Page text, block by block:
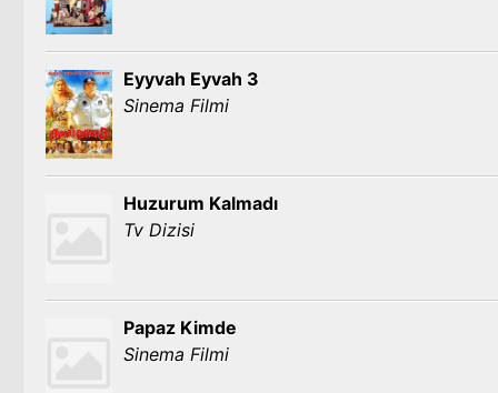
Eyyvah Eyvah 3
Sinema Filmi
Huzurum Kalmadı
Tv Dizisi
Papaz Kimde
Sinema Filmi